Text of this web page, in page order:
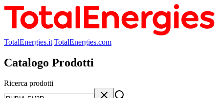
TotalEnergies.it|TotalEnergies.com
Catalogo Prodotti
Ricerca prodotti
Ricerca prodotti